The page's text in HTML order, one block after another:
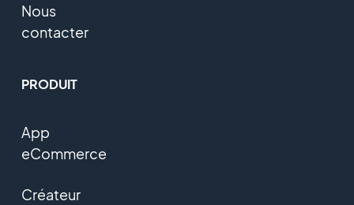
Nous
contacter
PRODUIT
App
eCommerce
Créateur